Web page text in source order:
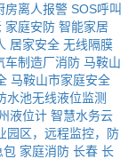
房离人报警 SOS呼叫
家庭安防 智能家居
居家安全 无线隔膜
车制造厂消防 马鞍山
马鞍山市家庭安全
水池无线液位监测
液位计 智慧水务云
园区，远程监控，防
包 家庭消防 长春 长